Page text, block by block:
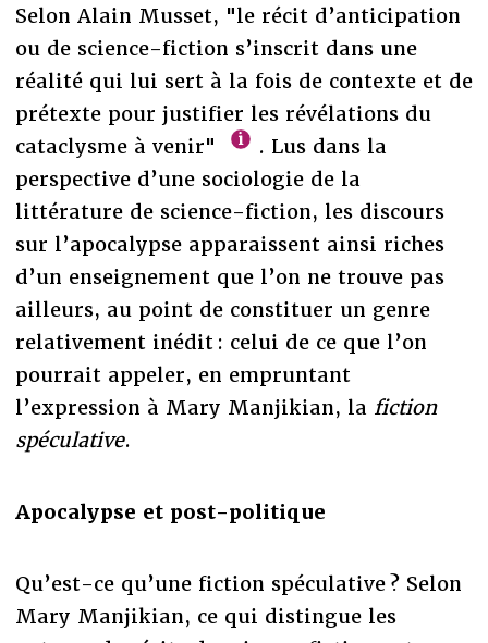
Selon Alain Musset, "le récit d’anticipation
ou de science-fiction s’inscrit dans une
réalité qui lui sert à la fois de contexte et de
prétexte pour justifier les révélations du
cataclysme à venir"
. Lus dans la
perspective d’une sociologie de la
littérature de science-fiction, les discours
sur l’apocalypse apparaissent ainsi riches
d’un enseignement que l’on ne trouve pas
ailleurs, au point de constituer un genre
relativement inédit : celui de ce que l’on
pourrait appeler, en empruntant
l’expression à Mary Manjikian, la fiction
spéculative.
Apocalypse et post-politique
Qu’est-ce qu’une fiction spéculative ? Selon
Mary Manjikian, ce qui distingue les